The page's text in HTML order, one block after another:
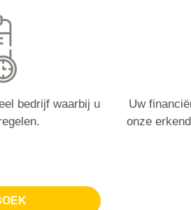
bedrijf waarbij u
Uw
onze